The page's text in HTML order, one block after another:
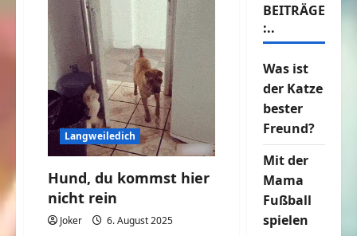
Finanzamt
Tür
steht
Langweiledich
Hund, du kommst hier
nicht rein
Joker 6. August 2025
BEITRÄGE
:..
Was ist
der Katze
bester
Freund?
Mit der
Mama
Fußball
spielen